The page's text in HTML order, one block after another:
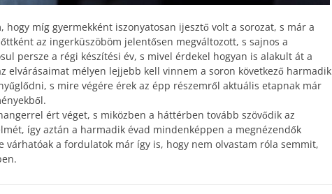
hogy míg gyermekként iszonyatosan ijesztő volt a sorozat, s már a
az ingerküszöböm jelentősen megváltozott, s sajnos a
persze a régi készítési év, s mivel érdekel hogyan is alakult át a
elvárásaimat mélyen lejjebb kell vinnem a soron következő harmadik
s mire végére érek az épp részemről aktuális etapnak már
ért véget, s miközben a háttérben tovább szövődik az
így aztán a harmadik évad mindenképpen a megnézendők
várhatóak a fordulatok már így is, hogy nem olvastam róla semmit,